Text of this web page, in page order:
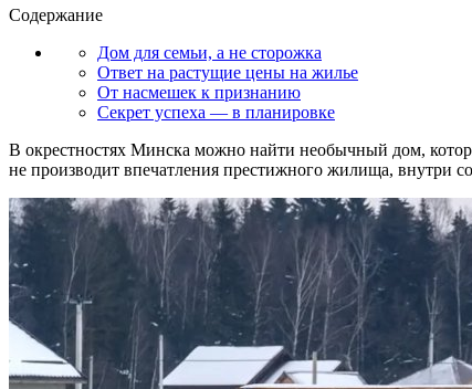
Содержание
Дом для семьи, а не сторожка
Ответ на растущие цены на жилье
От насмешек к признанию
Секрет успеха — в планировке
В окрестностях Минска можно найти необычный дом,
не производит впечатления престижного жилища, внутри